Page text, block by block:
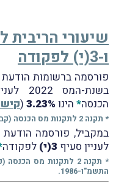
ו-3(י) לפקודה
פורסמה ברשומות
בשנת-המס 2022 לעניין סעיף
הכנסה* הינו 3.23%
(
* תקנה 2 לתקנות מס הכנסה (קביעת שיעור ריבית), התשמ"ה-1985.
במקביל, פורסמה
לעניין סעיף 3(י) לפקודה
התשמ"ו-1986.